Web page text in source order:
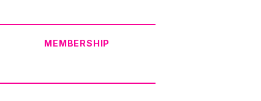
MEMBERSHIP